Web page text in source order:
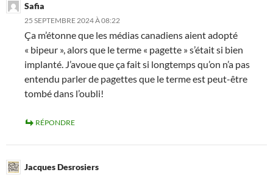
Safia
25 SEPTEMBRE 2024 À 08:22
Ça m’étonne que les médias canadiens aient adopté
« bipeur », alors que le terme « pagette » s’était si bien
implanté. J’avoue que ça fait si longtemps qu’on n’a pas
entendu parler de pagettes que le terme est peut-être
tombé dans l’oubli!
RÉPONDRE
Jacques Desrosiers